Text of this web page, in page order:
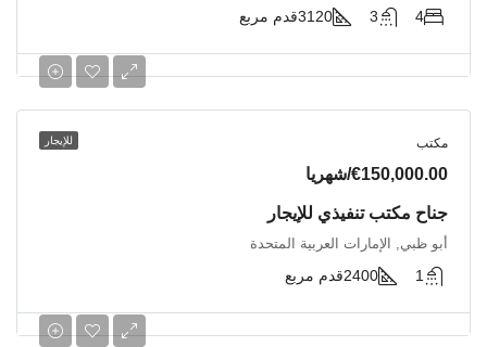
4
3
3120قدم مربع
للإيجار مكتب
€150,000.00/شهريا
جناح مكتب تنفيذي للإيجار
أبو ظبي, الإمارات العربية المتحدة
1
2400قدم مربع